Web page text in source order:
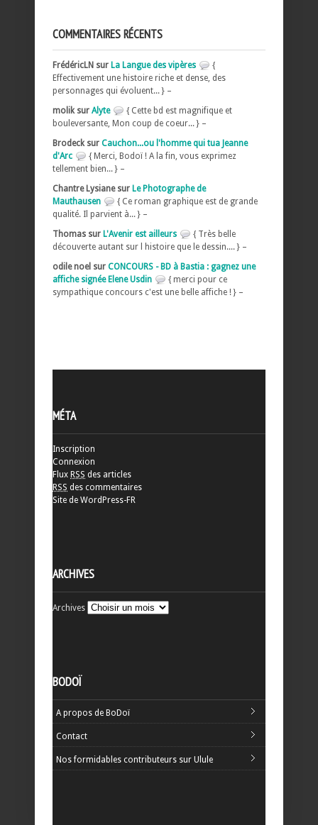
COMMENTAIRES RÉCENTS
FrédéricLN sur La Langue des vipères
{
Effectivement une histoire riche et dense, des
personnages qui évoluent... } –
molik sur Alyte
{ Cette bd est magnifique et
bouleversante, Mon coup de coeur... } –
Brodeck sur Cauchon...ou l'homme qui tua Jeanne
d'Arc
{ Merci, Bodoï ! A la fin, vous exprimez
tellement bien... } –
Chantre Lysiane sur Le Photographe de
Mauthausen
{ Ce roman graphique est de grande
qualité. Il parvient à... } –
Thomas sur L'Avenir est ailleurs
{ Très belle
découverte autant sur l histoire que le dessin.... } –
odile noel sur CONCOURS - BD à Bastia : gagnez une
affiche signée Elene Usdin
{ merci pour ce
sympathique concours c'est une belle affiche ! } –
MÉTA
Inscription
Connexion
Flux RSS des articles
RSS des commentaires
Site de WordPress-FR
ARCHIVES
Archives
BODOÏ
A propos de BoDoï
Contact
Nos formidables contributeurs sur Ulule